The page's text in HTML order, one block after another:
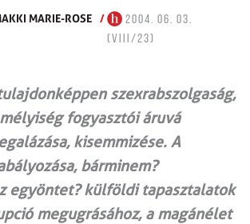
MARIE-ROSE /
2004. 06. 03.
(VIII/23)
szexrabszolgaság,
fogyasztói áruvá
kisemmizése. A
bárminem?
egyöntet? külföldi tapasztalatok
megugrásához, a magánélet